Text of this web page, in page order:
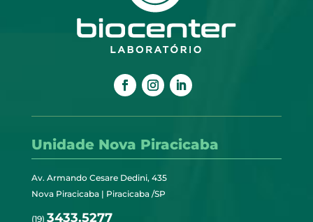
Unidade Nova Piracicaba
Av. Armando Cesare Dedini, 435
Nova Piracicaba | Piracicaba /SP
(19) 3433.5277